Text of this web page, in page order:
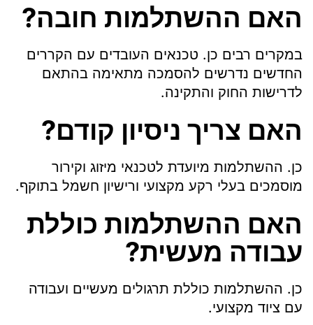
האם ההשתלמות חובה?
במקרים רבים כן. טכנאים העובדים עם הקררים
החדשים נדרשים להסמכה מתאימה בהתאם
לדרישות החוק והתקינה.
האם צריך ניסיון קודם?
כן. ההשתלמות מיועדת לטכנאי מיזוג וקירור
מוסמכים בעלי רקע מקצועי ורישיון חשמל בתוקף.
האם ההשתלמות כוללת
עבודה מעשית?
כן. ההשתלמות כוללת תרגולים מעשיים ועבודה
עם ציוד מקצועי.